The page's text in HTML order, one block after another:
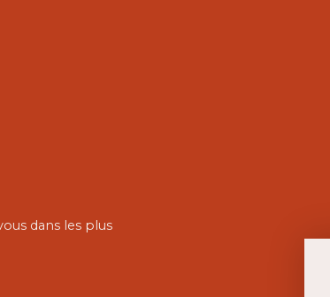
dans les plus